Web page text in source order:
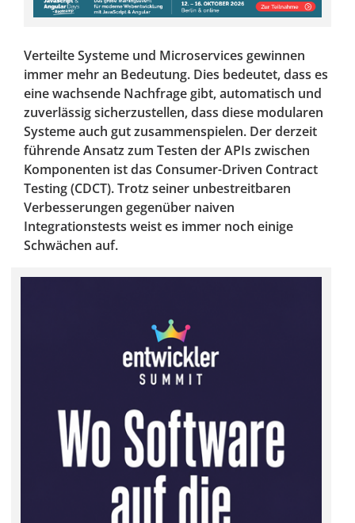
Verteilte Systeme und Microservices gewinnen
immer mehr an Bedeutung. Dies bedeutet, dass es
eine wachsende Nachfrage gibt, automatisch und
zuverlässig sicherzustellen, dass diese modularen
Systeme auch gut zusammenspielen. Der derzeit
führende Ansatz zum Testen der APIs zwischen
Komponenten ist das Consumer-Driven Contract
Testing (CDCT). Trotz seiner unbestreitbaren
Verbesserungen gegenüber naiven
Integrationstests weist es immer noch einige
Schwächen auf.